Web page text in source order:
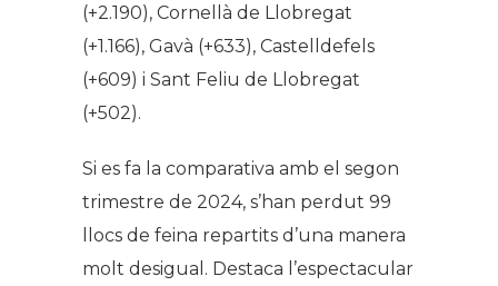
(+2.190), Cornellà de Llobregat
(+1.166), Gavà (+633), Castelldefels
(+609) i Sant Feliu de Llobregat
(+502).
Si es fa la comparativa amb el segon
trimestre de 2024, s’han perdut 99
llocs de feina repartits d’una manera
molt desigual. Destaca l’espectacular